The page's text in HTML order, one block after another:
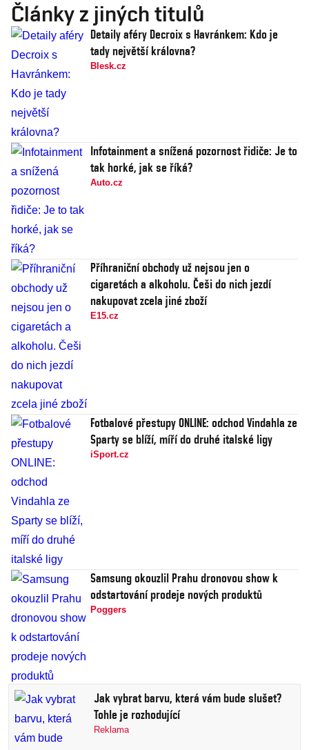
Články z jiných titulů
Detaily aféry Decroix s Havránkem: Kdo je
tady největší královna?
Blesk.cz
Infotainment a snížená pozornost řidiče: Je to
tak horké, jak se říká?
Auto.cz
Příhraniční obchody už nejsou jen o
cigaretách a alkoholu. Češi do nich jezdí
nakupovat zcela jiné zboží
E15.cz
Fotbalové přestupy ONLINE: odchod Vindahla ze
Sparty se blíží, míří do druhé italské ligy
iSport.cz
Samsung okouzlil Prahu dronovou show k
odstartování prodeje nových produktů
Poggers
Jak vybrat barvu, která vám bude slušet?
Tohle je rozhodující
Reklama